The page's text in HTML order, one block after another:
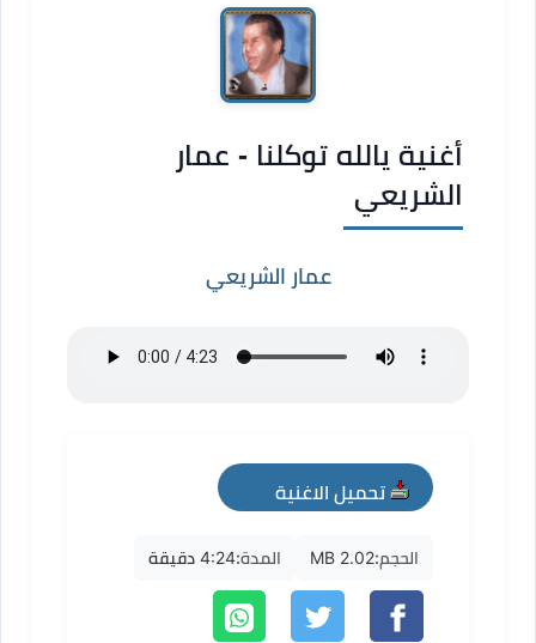
أغنية يالله توكلنا - عمار
الشريعي
عمار الشريعي
تحميل الاغنية
mp3
الحجم:2.02 MB المدة:4:24 دقيقة